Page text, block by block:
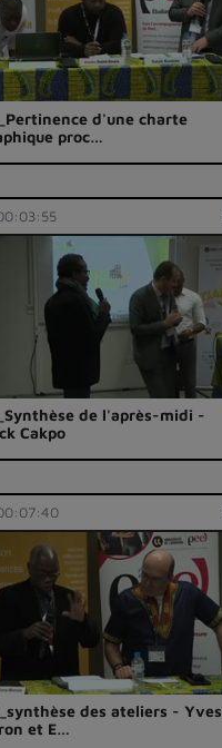
d'une charte
proc…
de l'après-midi -
Cakpo
des ateliers - Yves
et E…